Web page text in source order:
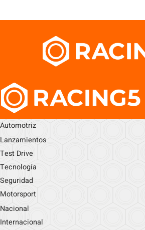
Automotriz
Lanzamientos
Test Drive
Tecnología
Seguridad
Motorsport
Nacional
Internacional